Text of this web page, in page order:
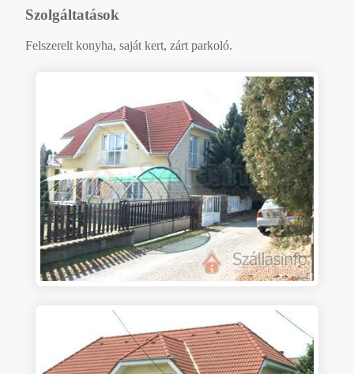
Szolgáltatások
Felszerelt konyha, saját kert, zárt parkoló.